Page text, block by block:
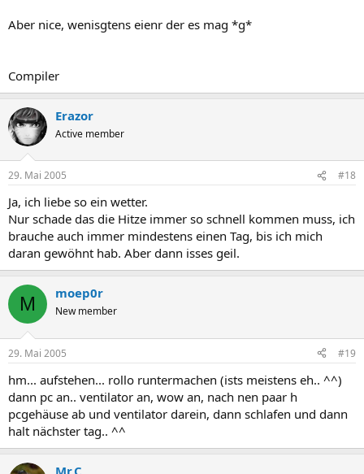
Aber nice, wenisgtens eienr der es mag *g*
Compiler
Erazor
Active member
29. Mai 2005 #18
Ja, ich liebe so ein wetter.
Nur schade das die Hitze immer so schnell kommen muss, ich
brauche auch immer mindestens einen Tag, bis ich mich
daran gewöhnt hab. Aber dann isses geil.
M moep0r
New member
29. Mai 2005 #19
hm... aufstehen... rollo runtermachen (ists meistens eh.. ^^)
dann pc an.. ventilator an, wow an, nach nen paar h
pcgehäuse ab und ventilator darein, dann schlafen und dann
halt nächster tag.. ^^
Mr.C